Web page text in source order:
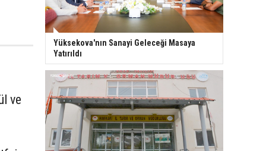
ve
Yüksekova'nın Sanayi Geleceği Masaya
Yatırıldı